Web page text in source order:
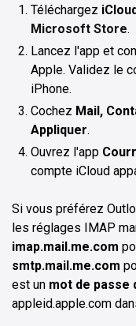
Téléchargez
Microsoft Store.
Lancez l'app et
Apple. Validez le
iPhone.
Cochez Mail,
Appliquer.
Ouvrez l'app
compte iCloud
Si vous préférez
les réglages IMAP
imap.mail.me.com
smtp.mail.me.com
est un mot de passe
appleid.apple.com